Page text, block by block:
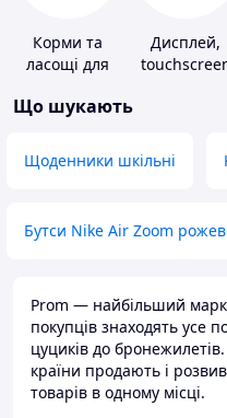
Корми та
ласощі для
тварин і
Дисплей,
Що шукають
Щоденники шкільні
Бутси Nike Air Zoom
Prom — найбільший
покупців знаходять усе
цуциків до
країни продають і
товарів в одному місці.